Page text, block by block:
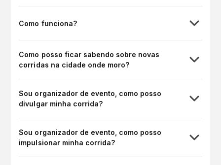
Como funciona?
Como posso ficar sabendo sobre novas
corridas na cidade onde moro?
Sou organizador de evento, como posso
divulgar minha corrida?
Sou organizador de evento, como posso
impulsionar minha corrida?